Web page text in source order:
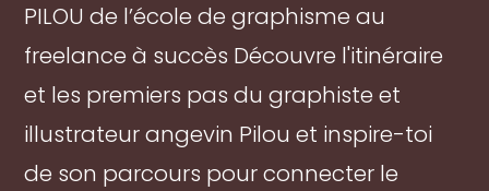
PILOU de l’école de graphisme au
freelance à succès Découvre l'itinéraire
et les premiers pas du graphiste et
illustrateur angevin Pilou et inspire-toi
de son parcours pour connecter le